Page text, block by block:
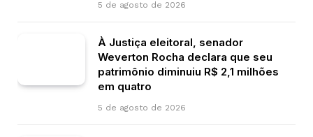
5 de agosto de 2026
À Justiça eleitoral, senador
Weverton Rocha declara que seu
patrimônio diminuiu R$ 2,1 milhões
em quatro
5 de agosto de 2026